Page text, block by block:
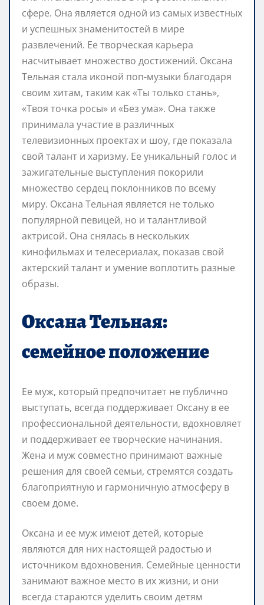
сфере. Она является одной из самых известных
и успешных знаменитостей в мире
развлечений. Ее творческая карьера
насчитывает множество достижений. Оксана
Тельная стала иконой поп-музыки благодаря
своим хитам, таким как «Ты только стань»,
«Твоя точка росы» и «Без ума». Она также
принимала участие в различных
телевизионных проектах и шоу, где показала
свой талант и харизму. Ее уникальный голос и
зажигательные выступления покорили
множество сердец поклонников по всему
миру. Оксана Тельная является не только
популярной певицей, но и талантливой
актрисой. Она снялась в нескольких
кинофильмах и телесериалах, показав свой
актерский талант и умение воплотить разные
образы.
Оксана Тельная:
семейное положение
Ее муж, который предпочитает не публично
выступать, всегда поддерживает Оксану в ее
профессиональной деятельности, вдохновляет
и поддерживает ее творческие начинания.
Жена и муж совместно принимают важные
решения для своей семьи, стремятся создать
благоприятную и гармоничную атмосферу в
своем доме.
Оксана и ее муж имеют детей, которые
являются для них настоящей радостью и
источником вдохновения. Семейные ценности
занимают важное место в их жизни, и они
всегда стараются уделить своим детям